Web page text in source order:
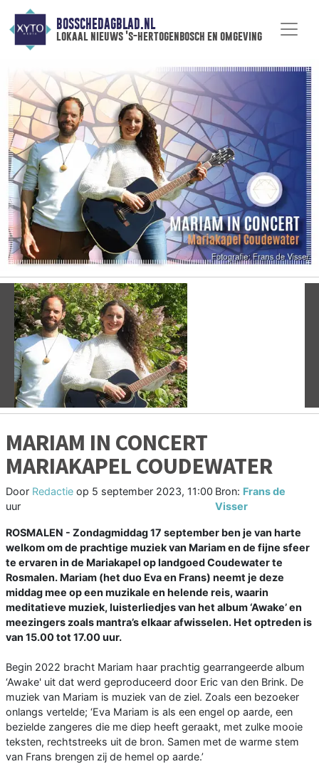
BOSSCHEDAGBLAD.NL
lokaal nieuws 's-hertogenbosch en omgeving
Vorige
MARIAM IN CONCERT
MARIAKAPEL COUDEWATER
Door Redactie op 5 september 2023, 11:00
uur
Bron: Frans de
Visser
ROSMALEN - Zondagmiddag 17 september ben je van harte
welkom om de prachtige muziek van Mariam en de fijne sfeer
te ervaren in de Mariakapel op landgoed Coudewater te
Rosmalen. Mariam (het duo Eva en Frans) neemt je deze
middag mee op een muzikale en helende reis, waarin
meditatieve muziek, luisterliedjes van het album ‘Awake’ en
meezingers zoals mantra’s elkaar afwisselen. Het optreden is
van 15.00 tot 17.00 uur.
Begin 2022 bracht Mariam haar prachtig gearrangeerde album
‘Awake' uit dat werd geproduceerd door Eric van den Brink. De
muziek van Mariam is muziek van de ziel. Zoals een bezoeker
onlangs vertelde; ‘Eva Mariam is als een engel op aarde, een
bezielde zangeres die me diep heeft geraakt, met zulke mooie
teksten, rechtstreeks uit de bron. Samen met de warme stem
van Frans brengen zij de hemel op aarde.’